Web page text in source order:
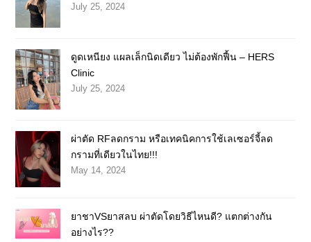
July 25, 2024
ดูดเหนียง แผลเล็กนิดเดียว ไม่ต้องพักฟื้น – HERS
Clinic
July 25, 2024
ผ่าตัด RFลดกราม หรือเทคนิคการใช้เลเซอร์จี้ลด
กรามที่เดียวในไทย!!!
May 14, 2024
ยาชาVSยาสลบ ผ่าตัดโดยวิธีไหนดี? แตกต่างกัน
อย่างไร??